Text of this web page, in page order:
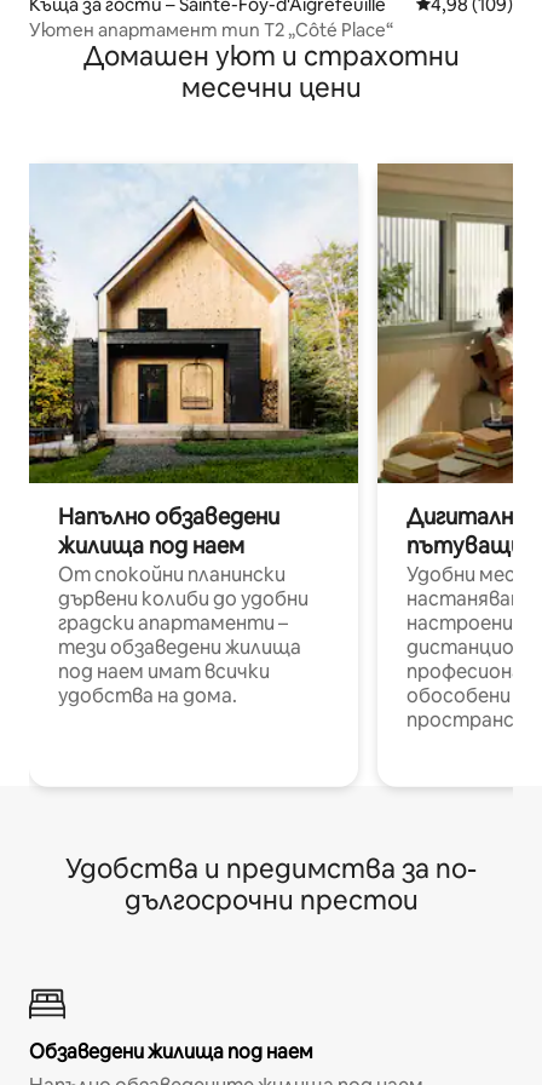
Уютен апартамент тип T2 „Côté Place“
Домашен уют и страхотни
месечни цени
Напълно обзаведени
жилища под наем
От спокойни планински
дървени колиби до удобни
градски апартаменти –
тези обзаведени жилища
под наем имат всички
удобства на дома.
Дигитални
пътуващи
Удобни
настаняване
настроени и
обособени
Удобства и предимства за по-
дългосрочни престои
Обзаведени жилища под наем